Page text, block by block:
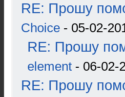
RE: Прошу
Choice - 05-02-
RE: Прошу
element - 06-02-
RE: Прошу